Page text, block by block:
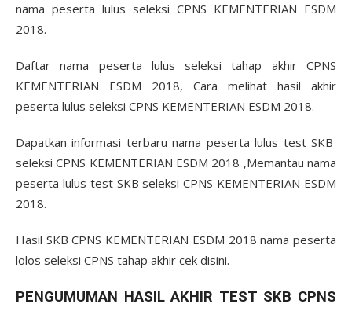
nama peserta lulus seleksi CPNS KEMENTERIAN ESDM
2018.
Daftar nama peserta lulus seleksi tahap akhir CPNS
KEMENTERIAN ESDM 2018, Cara melihat hasil akhir
peserta lulus seleksi CPNS KEMENTERIAN ESDM 2018.
Dapatkan informasi terbaru nama peserta lulus test SKB
seleksi CPNS KEMENTERIAN ESDM 2018 ,Memantau nama
peserta lulus test SKB seleksi CPNS KEMENTERIAN ESDM
2018.
Hasil SKB CPNS KEMENTERIAN ESDM 2018 nama peserta
lolos seleksi CPNS tahap akhir cek disini.
PENGUMUMAN HASIL AKHIR TEST SKB CPNS